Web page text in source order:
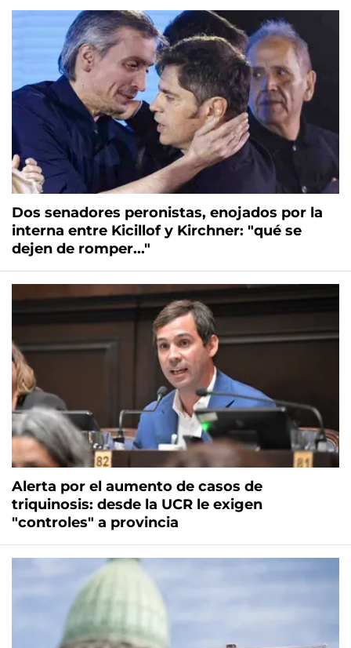
Dos senadores peronistas, enojados por la
interna entre Kicillof y Kirchner: "qué se
dejen de romper..."
Alerta por el aumento de casos de
triquinosis: desde la UCR le exigen
"controles" a provincia